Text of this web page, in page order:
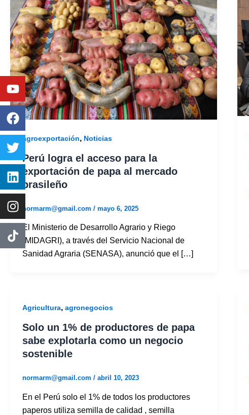
agroexportación, Noticias
Perú logra el acceso para la
exportación de papa al mercado
brasileño
normarm@gmail.com / mayo 6, 2025
El Ministerio de Desarrollo Agrario y Riego
(MIDAGRI), a través del Servicio Nacional de
Sanidad Agraria (SENASA), anunció que el […]
Agricultura, agronegocios
Solo un 1% de productores de papa
sabe explotarla como un negocio
sostenible
normarm@gmail.com / abril 10, 2023
En el Perú solo el 1% de todos los productores
paperos utiliza semilla de calidad , semilla
Youtube
Facebook
Twitter
Linkedin
Instagram